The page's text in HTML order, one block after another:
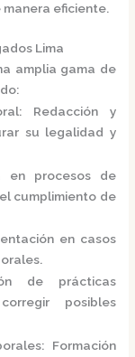
eficiente.
Lima
amplia gama de
: Redacción y
su legalidad y
en procesos de
cumplimiento de
en casos
de prácticas
posibles
: Formación